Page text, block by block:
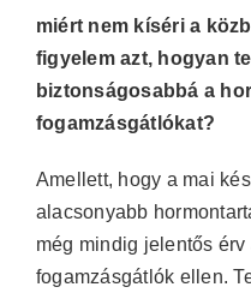
miért nem kíséri a
figyelem azt, hogyan
biztonságosabbá a
fogamzásgátlókat?
Amellett, hogy a mai
alacsonyabb
még mindig jelentős
fogamzásgátlók ellen.